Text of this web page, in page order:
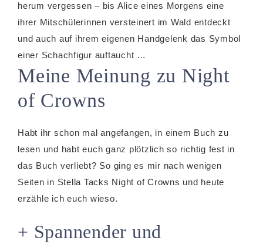
herum vergessen – bis Alice eines Morgens eine
ihrer Mitschülerinnen versteinert im Wald entdeckt
und auch auf ihrem eigenen Handgelenk das Symbol
einer Schachfigur auftaucht …
Meine Meinung zu Night
of Crowns
Habt ihr schon mal angefangen, in einem Buch zu
lesen und habt euch ganz plötzlich so richtig fest in
das Buch verliebt? So ging es mir nach wenigen
Seiten in Stella Tacks Night of Crowns und heute
erzähle ich euch wieso.
+ Spannender und